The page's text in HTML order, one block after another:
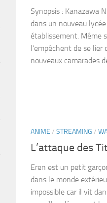
Synopsis : Kanazawa
dans un nouveau
établissement. Même
l’empêchent de se lier
nouveaux camarades
ANIME / STREAMING /
L’attaque des
Eren est un petit
dans le monde
impossible car il vit